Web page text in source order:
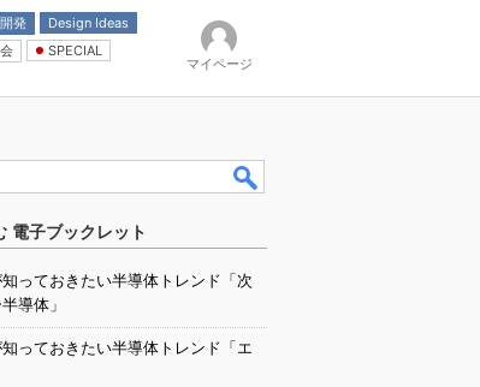
発
Design Ideas
SPECIAL
マイページ
電子ブックレット
っておきたい半導体トレンド「次
導体」
っておきたい半導体トレンド「エ